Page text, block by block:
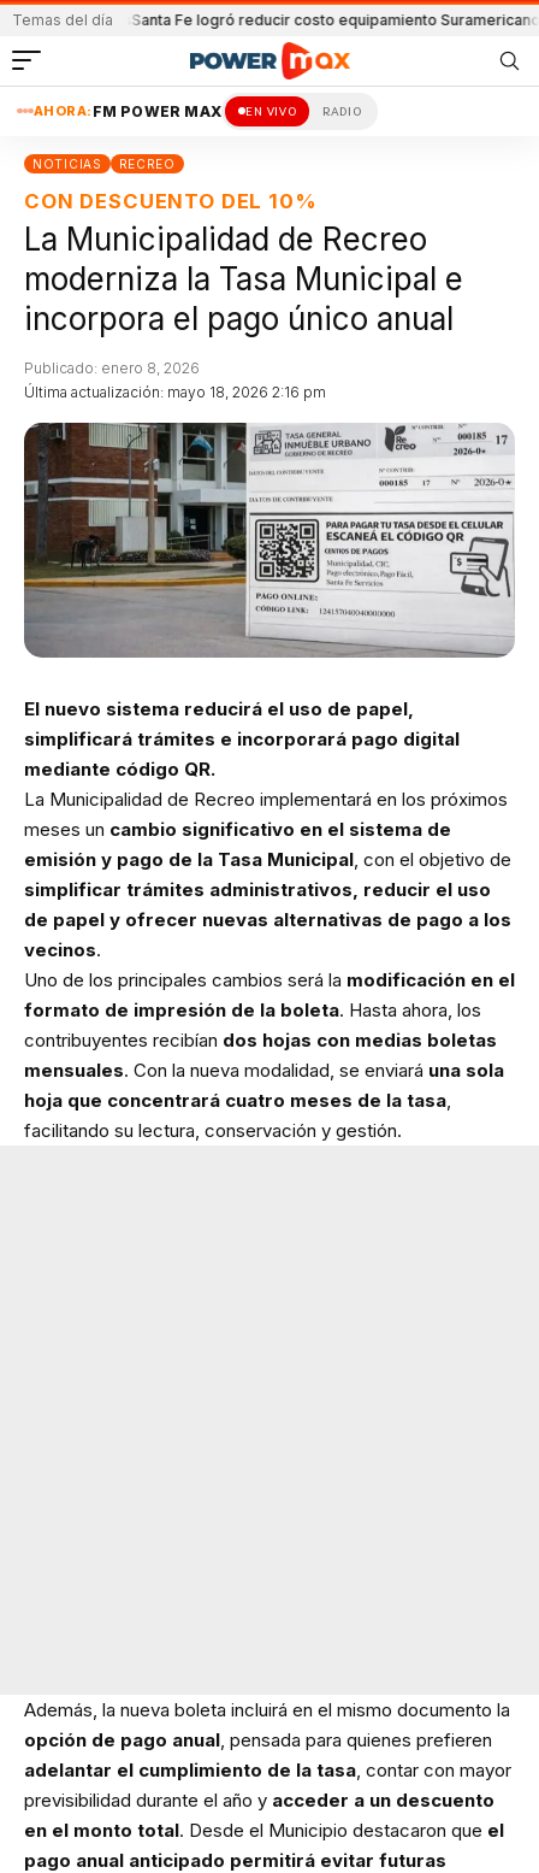
Temas del día
y LanúsSanta Fe logró reducir costo equipamiento Suramericanos
AHORA: FM POWER MAX EN VIVO RADIO
NOTICIAS RECREO
CON DESCUENTO DEL 10%
La Municipalidad de Recreo
moderniza la Tasa Municipal e
incorpora el pago único anual
Última actualización: mayo 18, 2026 2:16 pm
Publicado: enero 8, 2026
El nuevo sistema reducirá el uso de papel,
simplificará trámites e incorporará pago digital
mediante código QR.
La Municipalidad de Recreo implementará en los próximos
meses un cambio significativo en el sistema de
emisión y pago de la Tasa Municipal , con el objetivo de
simplificar trámites administrativos, reducir el uso
de papel y ofrecer nuevas alternativas de pago a los
vecinos.
Uno de los principales cambios será la modificación en el
formato de impresión de la boleta. Hasta ahora, los
contribuyentes recibían dos hojas con medias boletas
mensuales. Con la nueva modalidad, se enviará una sola
hoja que concentrará cuatro meses de la tasa
facilitando su lectura, conservación y gestión.
Además, la nueva boleta incluirá en el mismo documento la
opción de pago anual , pensada para quienes prefieren
adelantar el cumplimiento de la tasa , contar con mayor
previsibilidad durante el año y acceder a un descuento
en el monto total. Desde el Municipio destacaron que el
pago anual anticipado permitirá evitar futuras